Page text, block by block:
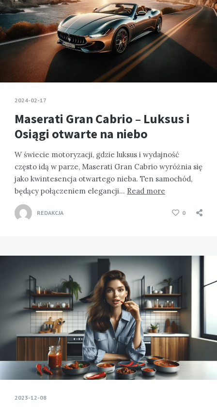
2024-02-17
Maserati Gran Cabrio – Luksus i
Osiągi otwarte na niebo
W świecie motoryzacji, gdzie luksus i wydajność
często idą w parze, Maserati Gran Cabrio wyróżnia się
jako kwintesencja otwartego nieba. Ten samochód,
będący połączeniem elegancji… Read more
REDAKCJA 0
2023-12-08